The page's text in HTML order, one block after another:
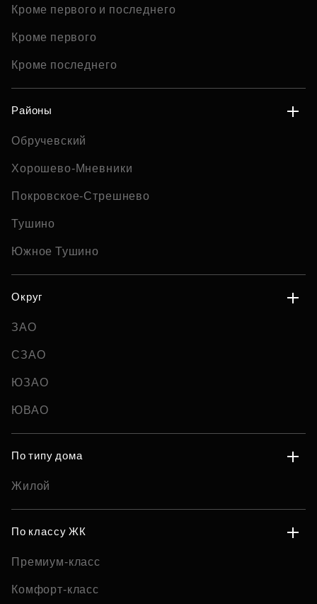
Кроме первого и последнего
Кроме первого
Кроме последнего
Районы
Обручевский
Хорошево-Мневники
Покровское-Стрешнево
Тушино
Южное Тушино
Округ
ЗАО
СЗАО
ЮЗАО
ЮВАО
По типу дома
Жилой
По классу ЖК
Премиум-класс
Комфорт-класс